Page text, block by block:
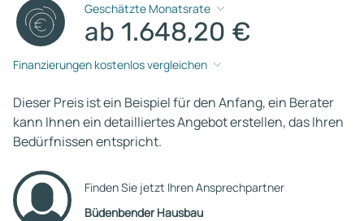
Geschätzte Monatsrate
ab 1.648,20 €
Finanzierungen kostenlos vergleichen
Dieser Preis ist ein Beispiel für den Anfang, ein Berater
kann Ihnen ein detailliertes Angebot erstellen, das Ihren
Bedürfnissen entspricht.
Finden Sie jetzt Ihren Ansprechpartner
Büdenbender Hausbau